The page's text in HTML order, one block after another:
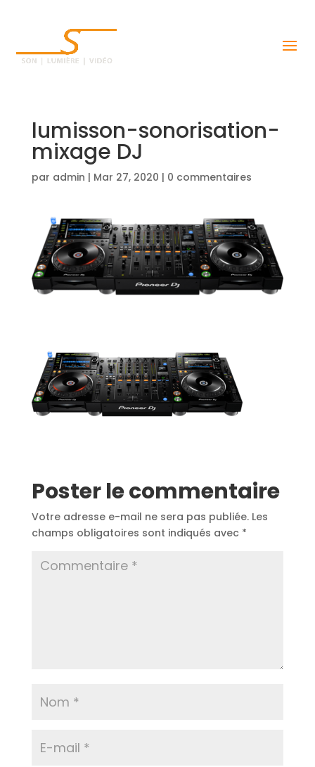
lumisson-sonorisation-
mixage DJ
par admin | Mar 27, 2020 | 0 commentaires
Poster le commentaire
Votre adresse e-mail ne sera pas publiée. Les
champs obligatoires sont indiqués avec *